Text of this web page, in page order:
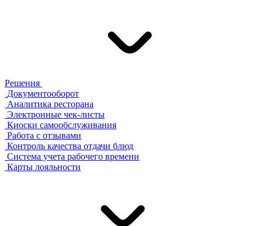
Решения
Документооборот
Аналитика ресторана
Электронные чек-листы
Киоски самообслуживания
Работа с отзывами
Контроль качества отдачи блюд
Система учета рабочего времени
Карты лояльности